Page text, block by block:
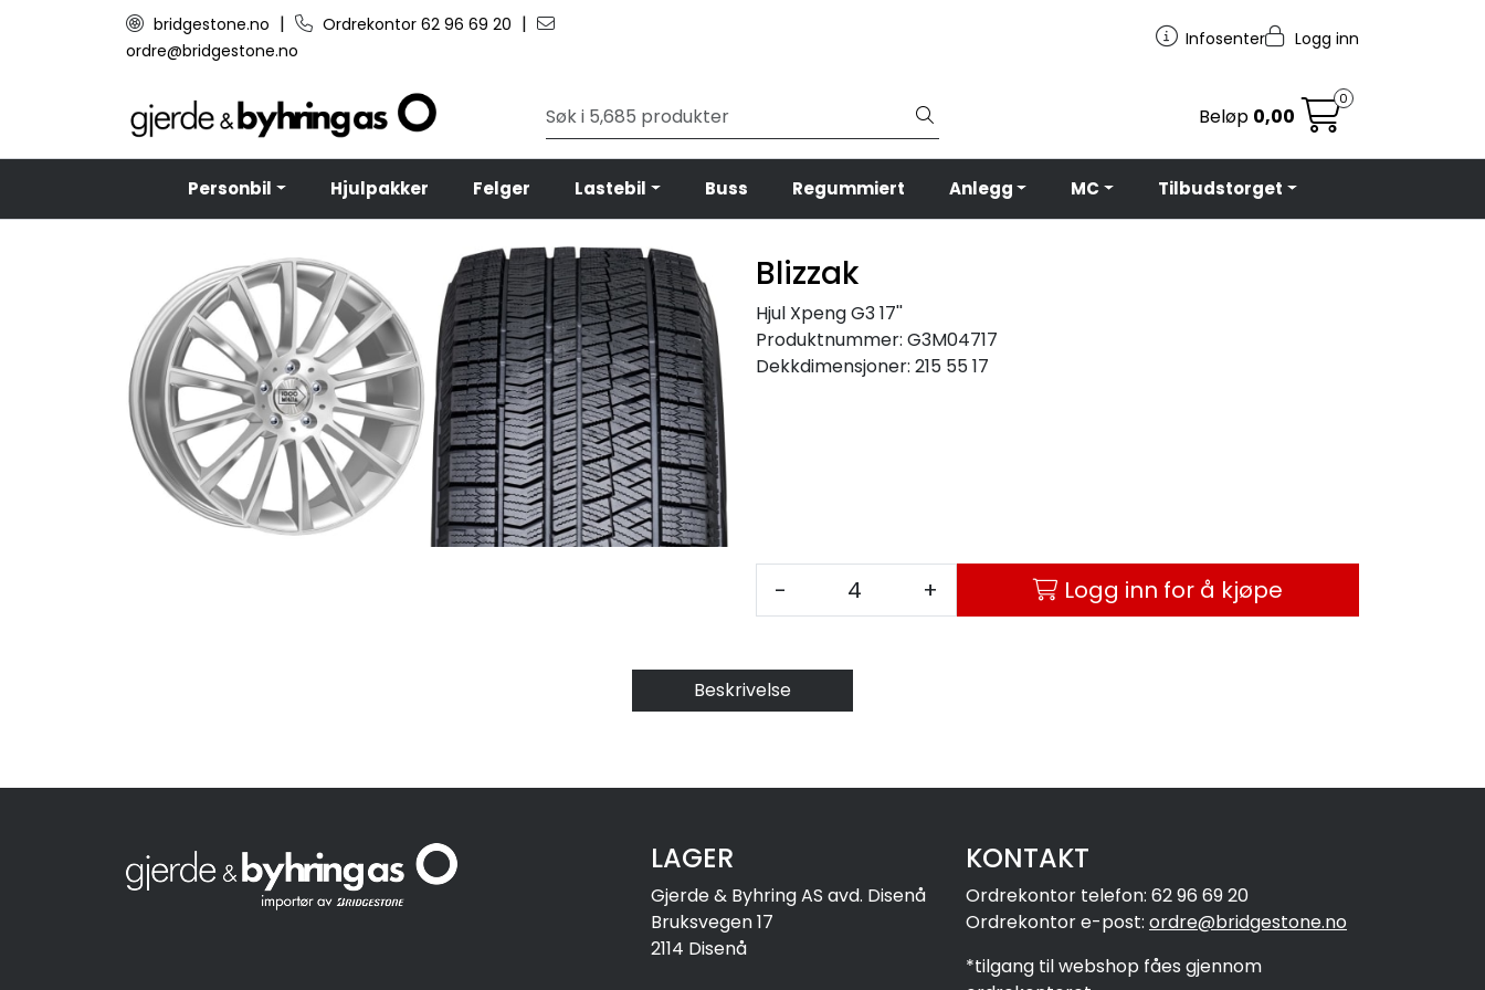
Skip to main contentbridgestone.no | Ordrekontor 62 96 69 20 |
ordre@bridgestone.no
Infosenter Logg inn
Beløp 0,00
0
Personbil Hjulpakker Felger Lastebil Buss Regummiert Anlegg MC Tilbudstorget
Blizzak
Hjul Xpeng G3 17''
Produktnummer: G3M04717
Dekkdimensjoner: 215 55 17
- + Logg inn for å kjøpe
Beskrivelse
LAGER
Gjerde & Byhring AS avd. Disenå
Bruksvegen 17
2114 Disenå
KONTAKT
Ordrekontor telefon: 62 96 69 20
Ordrekontor e-post: ordre@bridgestone.no
*tilgang til webshop fåes gjennom